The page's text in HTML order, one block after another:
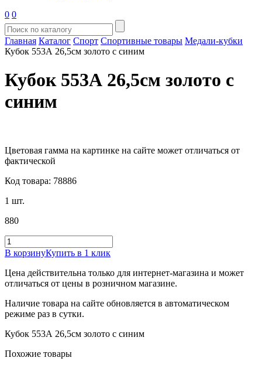
0 0
Главная Каталог Спорт Спортивные товары Медали-кубки
Кубок 553А 26,5см золото с синим
Кубок 553А 26,5см золото с
синим
Цветовая гамма на картинке на сайте может отличаться от
фактической
Код товара: 78886
1 шт.
880
В корзинуКупить в 1 клик
Цена действительна только для интернет-магазина и может
отличаться от цены в розничном магазине.
Наличие товара на сайте обновляется в автоматическом
режиме раз в сутки.
Кубок 553А 26,5см золото с синим
Похожие товары